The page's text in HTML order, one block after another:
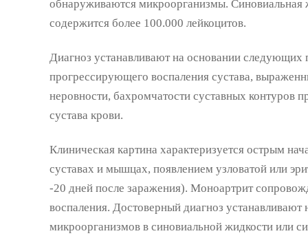
обнаруживаются микроорганизмы. Синовиальная
содержится более 100.000 лейкоцитов.
Диагноз устанавливают на основании следующих
прогрессирующего воспаления сустава,
неровности, бахромчатости суставных контуров
сустава крови.
Клиническая картина характеризуется острым
суставах и мышцах, появлением узловатой или
-20 дней после заражения). Моноартрит
воспаления. Достоверный диагноз
микроорганизмов в синовиальной жидкости или